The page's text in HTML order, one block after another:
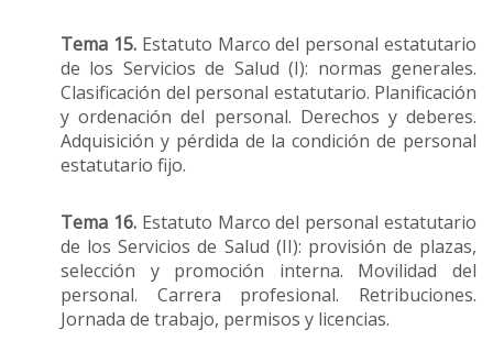
Tema 15.Estatuto Marco del personal estatutario
de los Servicios de Salud (I): normas generales.
Clasificación del personal estatutario. Planificación
y ordenación del personal. Derechos y deberes.
Adquisición y pérdida de la condición de personal
estatutario fijo.
Tema 16.Estatuto Marco del personal estatutario
de los Servicios de Salud (II): provisión de plazas,
selección y promoción interna. Movilidad del
personal. Carrera profesional. Retribuciones.
Jornada de trabajo, permisos y licencias.